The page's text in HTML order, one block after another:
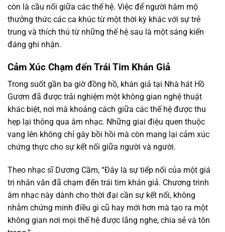
còn là cầu nối giữa các thế hệ. Việc để người hâm mộ
thưởng thức các ca khúc từ một thời kỳ khác với sự trẻ
trung và thích thú từ những thế hệ sau là một sáng kiến
đáng ghi nhận.
Cảm Xúc Chạm đến Trái Tim Khán Giả
Trong suốt gần ba giờ đồng hồ, khán giả tại Nhà hát Hồ
Gươm đã được trải nghiệm một không gian nghệ thuật
khác biệt, nơi mà khoảng cách giữa các thế hệ được thu
hẹp lại thông qua âm nhạc. Những giai điệu quen thuộc
vang lên không chỉ gây bồi hồi mà còn mang lại cảm xúc
chứng thực cho sự kết nối giữa người và người.
Theo nhạc sĩ Dương Cầm, “Đây là sự tiếp nối của một giá
trị nhân văn đã chạm đến trái tim khán giả. Chương trình
âm nhạc này dành cho thời đại cần sự kết nối, không
nhằm chứng minh điều gì cũ hay mới hơn mà tạo ra một
không gian nơi mọi thế hệ được lắng nghe, chia sẻ và tôn